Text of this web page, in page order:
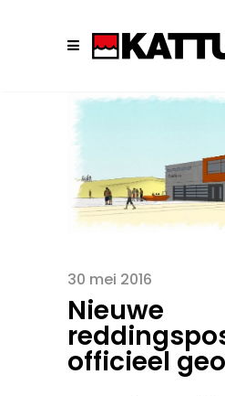
30 mei 2016
Nieuwe
officieel